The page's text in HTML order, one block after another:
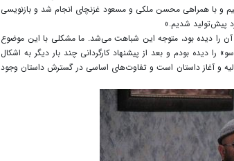
و با همراهی محسن ملکی و مسعود غزنچای انجام شد و بازنویسی
پیش‌تولید شدیم.»
را دیده بود، متوجه این شباهت می‌شد. ما مشکلی با این موضوع
دیده بودم و بعد از پیشنهاد کارگردانی چند بار دیگر به اشکال
و آغاز داستان است و تفاوت‌های اساسی در گسترش داستان وجود